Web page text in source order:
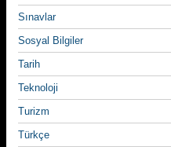
Sınavlar
Sosyal Bilgiler
Tarih
Teknoloji
Turizm
Türkçe